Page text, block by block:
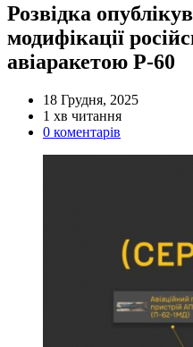
Розвідка
модифікації
авіаракетою Р-60
18 Грудня, 2025
Орієнтовний
час
1 хв читання
0 коментарів